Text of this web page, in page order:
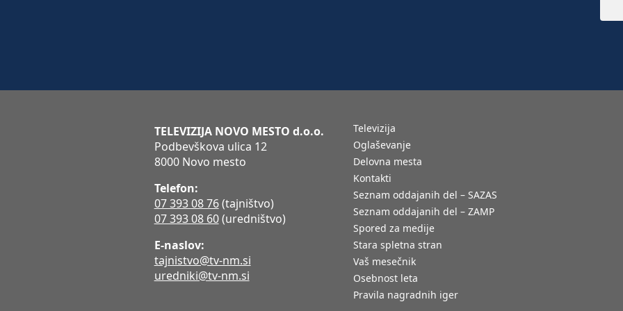
TELEVIZIJA NOVO MESTO d.o.o.
Podbevškova ulica 12
8000 Novo mesto
Telefon:
07 393 08 76(tajništvo)
07 393 08 60(uredništvo)
E-naslov:
tajnistvo@tv-nm.si
uredniki@tv-nm.si
Televizija
Oglaševanje
Delovna mesta
Kontakti
Seznam oddajanih del – SAZAS
Seznam oddajanih del – ZAMP
Spored za medije
Stara spletna stran
Vaš mesečnik
Osebnost leta
Pravila nagradnih iger